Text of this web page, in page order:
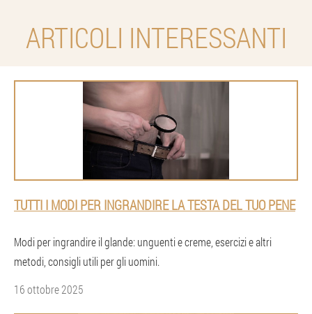
ARTICOLI INTERESSANTI
TUTTI I MODI PER INGRANDIRE LA TESTA DEL TUO PENE
Modi per ingrandire il glande: unguenti e creme, esercizi e altri
metodi, consigli utili per gli uomini.
16 ottobre 2025